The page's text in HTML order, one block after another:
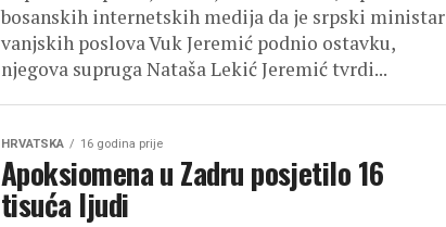
bosanskih internetskih medija da je srpski ministar
vanjskih poslova Vuk Jeremić podnio ostavku,
njegova supruga Nataša Lekić Jeremić tvrdi...
HRVATSKA 16 godina prije
Apoksiomena u Zadru posjetilo 16
tisuća ljudi